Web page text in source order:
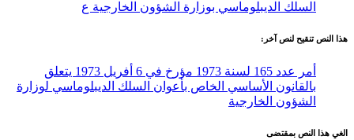
السلك الديبلوماسي بوزارة الشؤون الخارجية ع
هذا النص تنقيح لنص آخر:
أمر عدد 165 لسنة 1973 مؤرخ في 6 أفريل 1973 يتعلق
بالقانون الأساسي الخاص بأعوان السلك الديبلوماسي لوزارة
الشؤون الخارجية
الغي هذا النص بمقتضى